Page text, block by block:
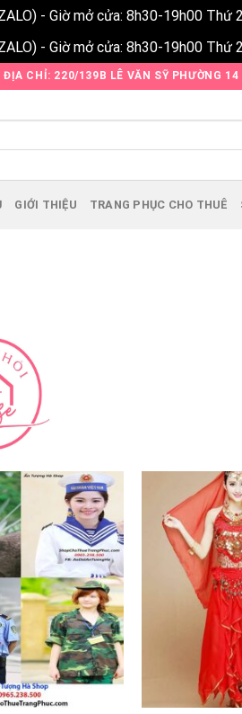
- Giờ mở cửa: 8h30-19h00 Thứ
- Giờ mở cửa: 8h30-19h00 Thứ
ĐỊA CHỈ: 220/139B LÊ VĂN SỸ PHƯỜNG 14
GIỚI THIỆU TRANG PHỤC CHO THUÊ
Add to
Wishlist